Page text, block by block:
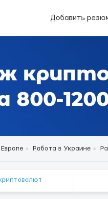
Добавить
800-
Работа в Украине